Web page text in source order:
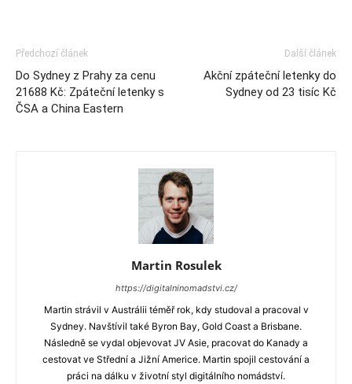
Předchozí článek
Do Sydney z Prahy za cenu
21688 Kč: Zpáteční letenky s
ČSA a China Eastern
Další článek
Akční zpáteční letenky do
Sydney od 23 tisíc Kč
Martin Rosulek
https://digitalninomadstvi.cz/
Martin strávil v Austrálii téměř rok, kdy studoval a pracoval v
Sydney. Navštívil také Byron Bay, Gold Coast a Brisbane.
Následně se vydal objevovat JV Asie, pracovat do Kanady a
cestovat ve Střední a Jižní Americe. Martin spojil cestování a
práci na dálku v životní styl digitálního nomádství.